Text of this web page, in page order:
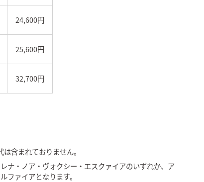
24,600円
25,600円
32,700円
含まれておりません。
ナ・ノア・ヴォクシー・エスクァイアのいずれか、ア
ファイアとなります。